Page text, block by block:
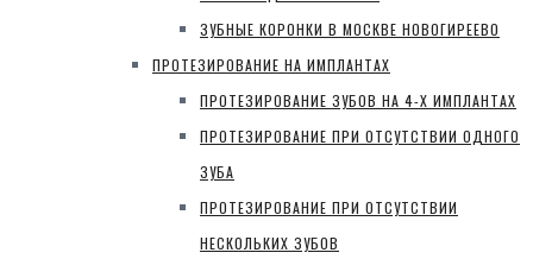
ЗУБНЫЕ КОРОНКИ В МОСКВЕ НОВОГИРЕЕВО
ПРОТЕЗИРОВАНИЕ НА ИМПЛАНТАХ
ПРОТЕЗИРОВАНИЕ ЗУБОВ НА 4-Х ИМПЛАНТАХ
ПРОТЕЗИРОВАНИЕ ПРИ ОТСУТСТВИИ ОДНОГО
ЗУБА
ПРОТЕЗИРОВАНИЕ ПРИ ОТСУТСТВИИ
НЕСКОЛЬКИХ ЗУБОВ